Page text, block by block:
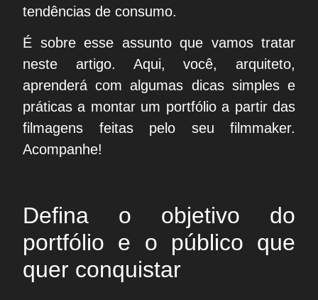
tendências de consumo.
É sobre esse assunto que vamos tratar
neste artigo. Aqui, você, arquiteto,
aprenderá com algumas dicas simples e
práticas a montar um portfólio a partir das
filmagens feitas pelo seu filmmaker.
Acompanhe!
Defina o objetivo do
portfólio e o público que
quer conquistar